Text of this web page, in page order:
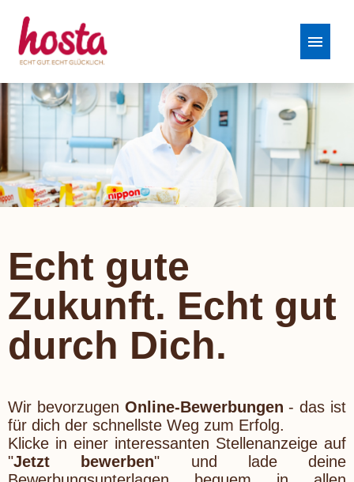
Stellenangebote
Echt gute
Zukunft. Echt gut
durch Dich.
Wir bevorzugen Online-Bewerbungen - das ist
für dich der schnellste Weg zum Erfolg.
Klicke in einer interessanten Stellenanzeige auf
"Jetzt bewerben" und lade deine